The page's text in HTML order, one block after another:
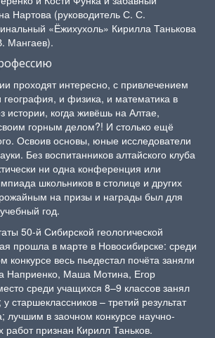
Нартова (руководитель С. С.
«Ёжихухоль» Кирилла Танькова
Мангаев).
проходят интересно, с привлечением
география, и физика, и математика в
истории, когда живёшь на Алтае,
горным делом?! И столько ещё
Освоив основы, юные исследователи
Без воспитанников алтайского клуба
ни одна конференция или
школьников в столице и других
на призы и награды был для
год.
50-й Сибирской геологической
прошла в марте в Новосибирске: среди
конкурсе весь пьедестал почёта заняли
Наприенко, Маша Мотина, Егор
среди учащихся 8–9 классов занял
старшеклассников – третий результат
в заочном конкурсе научно-
работ признан Кирилл Таньков.